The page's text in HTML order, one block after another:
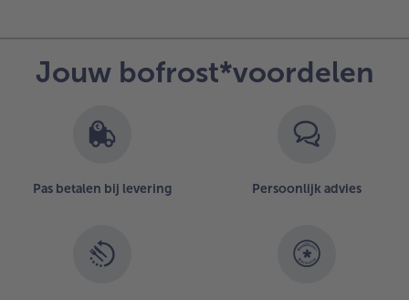
Jouw bofrost*voordelen
Pas betalen bij levering Persoonlijk advies